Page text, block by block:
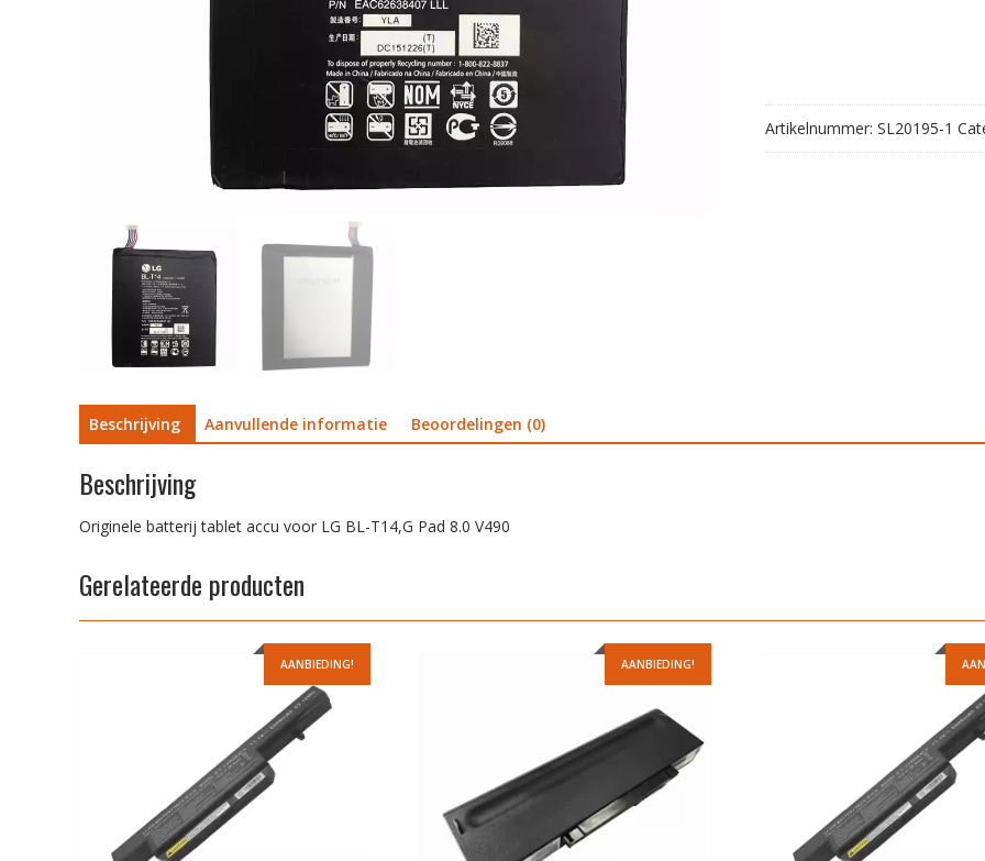
8.0
V490
aantal
Artikelnummer: SL20195-1
Beschrijving Aanvullende informatie Beoordelingen (0)
Beschrijving
Originele batterij tablet accu voor LG BL-T14,G Pad 8.0 V490
Gerelateerde producten
AANBIEDING! AANBIEDING!